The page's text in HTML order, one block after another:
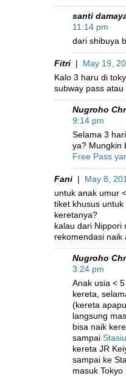
santi
11:14 pm
dari shibuya
Fitri | May 19,
Kalo 3 haru di
subway pass
Nugroho
9:14 pm
Selama 3
ya? Mungkin
Free Pass
Fani | May 8,
untuk anak umur
tiket khusus
keretanya?
kalau dari Nippori
rekomendasi naik
Nugroho
3:24 pm
Anak usia <
kereta,
(kereta
langsung
bisa naik
sampai
kereta JR
sampai ke
masuk Tokyo